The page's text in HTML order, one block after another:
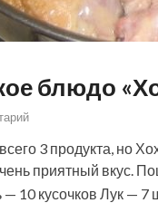
блюдо
3 продукта, но
приятный вкус.
— 10 кусочков Лук — 7